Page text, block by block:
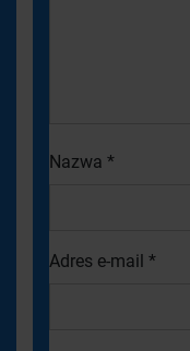
Nazwa *
Adres e-mail *